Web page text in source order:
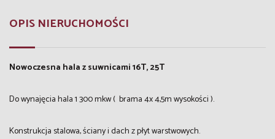
OPIS NIERUCHOMOŚCI
Nowoczesna hala z suwnicami 16T, 25T
Do wynajęcia hala 1 300 mkw ( brama 4x 4,5m wysokości ).
Konstrukcja stalowa, ściany i dach z płyt warstwowych.